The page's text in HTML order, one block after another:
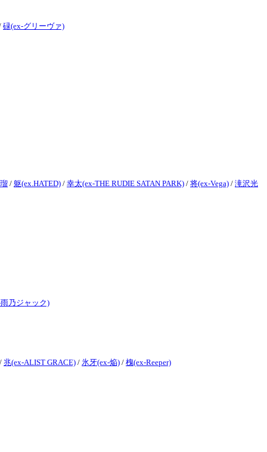
碌(ex-グリーヴァ)
/ 躯(ex.HATED) / 幸太(ex-THE RUDIE SATAN PARK) / 将(ex-Vega) / 滝沢光
乃ジャック)
/ 兆(ex-ALIST GRACE) / 氷牙(ex-焔) / 槐(ex-Reeper)